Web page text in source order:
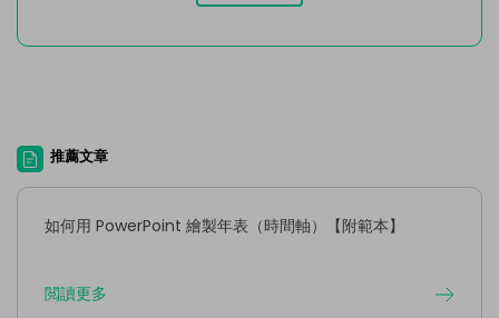
推薦文章
如何用 PowerPoint 繪製年表（時間軸）【附範本】
閲讀更多